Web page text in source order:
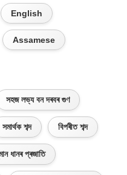
English
Assamese
সহজ লভ্য বন দৰবৰ গুণ
সমাৰ্থক শব্দ বিপৰীত শব্দ
ধানৰ প্ৰজাতি